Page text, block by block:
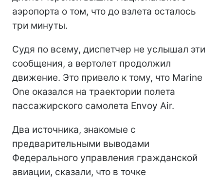
аэропорта о том, что до взлета осталось
три минуты.
Судя по всему, диспетчер не услышал эти
сообщения, а вертолет продолжил
движение. Это привело к тому, что Marine
One оказался на траектории полета
пассажирского самолета Envoy Air.
Два источника, знакомые с
предварительными выводами
Федерального управления гражданской
авиации, сказали, что в точке